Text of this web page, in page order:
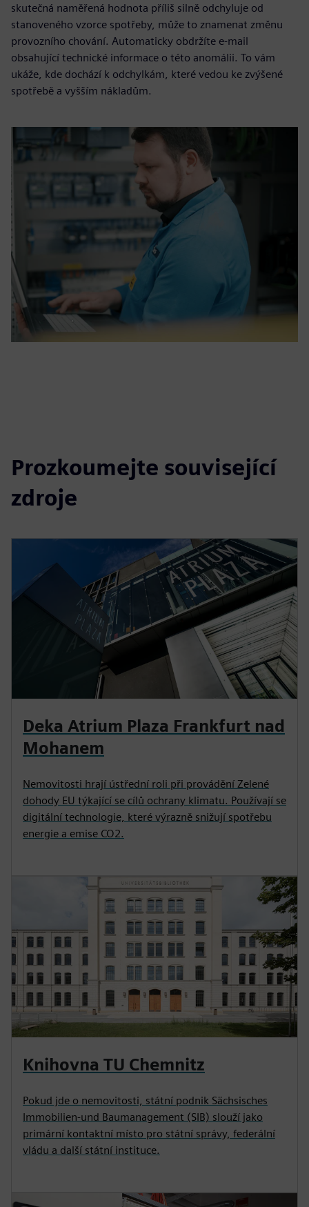
skutečná naměřená hodnota příliš silně odchyluje od
stanoveného vzorce spotřeby, může to znamenat změnu
provozního chování. Automaticky obdržíte e-mail
obsahující technické informace o této anomálii. To vám
ukáže, kde dochází k odchylkám, které vedou ke zvýšené
spotřebě a vyšším nákladům.
Prozkoumejte související
zdroje
Deka Atrium Plaza Frankfurt nad
Mohanem
Nemovitosti hrají ústřední roli při provádění Zelené
dohody EU týkající se cílů ochrany klimatu. Používají se
digitální technologie, které výrazně snižují spotřebu
energie a emise CO2.
Knihovna TU Chemnitz
Pokud jde o nemovitosti, státní podnik Sächsisches
Immobilien-und Baumanagement (SIB) slouží jako
primární kontaktní místo pro státní správy, federální
vládu a další státní instituce.